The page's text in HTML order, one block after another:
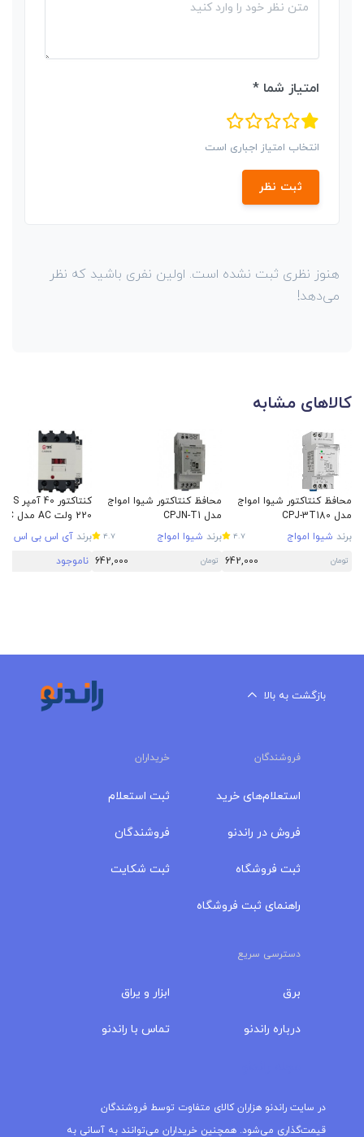
امتیاز شما *
انتخاب امتیاز اجباری است
ثبت نظر
هنوز نظری ثبت نشده است. اولین نفری باشید که نظر
می‌دهد!
کالاهای مشابه
محافظ کنتاکتور شیوا امواج
مدل CPJ-3T180
برند شیوا امواج 4.7
تومان 642,000
محافظ کنتاکتور شیوا امواج
مدل CPJN-T1
برند شیوا امواج 4.7
تومان 642,000
220 ولت AC مدل ISDC40A-C
برند آی اس بی اس
ناموجود
بازگشت به بالا
فروشندگان خریداران
استعلام‌های خرید
فروش در راندنو
ثبت فروشگاه
راهنمای ثبت فروشگاه
ثبت استعلام
فروشندگان
ثبت شکایت
دسترسی سریع
برق
درباره‌ راندنو
ابزار و یراق
تماس با راندنو
در سایت راندنو هزاران کالای متفاوت توسط فروشندگان
قیمت‌گذاری می‌شود. همچنین خریداران می‌توانند به آسانی به